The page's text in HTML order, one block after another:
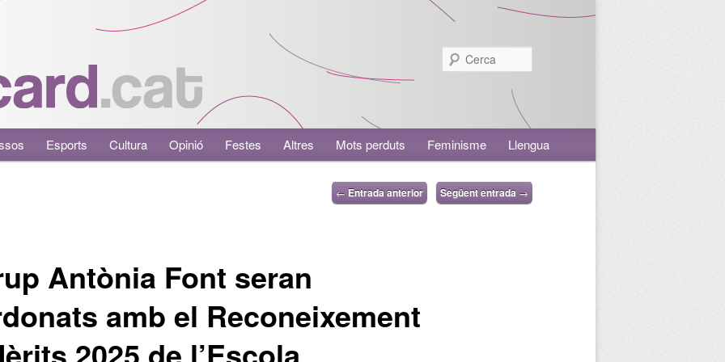
Esports Cultura Opinió Festes Altres Mots perduts Feminisme Llengua
← Entrada anterior Següent entrada →
Antònia Font seran
amb el Reconeixement
2025 de l’Escola